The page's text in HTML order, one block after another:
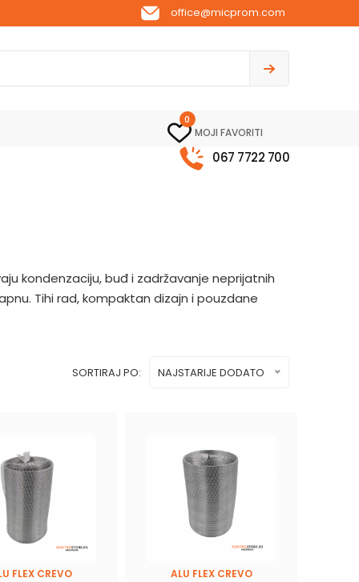
office@micprom.com
0
MOJI FAVORITI
067 7722 700
kondenzaciju, buđ i zadržavanje neprijatnih
Tihi rad, kompaktan dizajn i pouzdane
SORTIRAJ PO: NAJSTARIJE DODATO
FLEX CREVO ALU FLEX CREVO